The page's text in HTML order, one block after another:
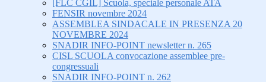
[FLC CGIL] Scuola, speciale personale ATA
FENSIR novembre 2024
ASSEMBLEA SINDACALE IN PRESENZA 20
NOVEMBRE 2024
SNADIR INFO-POINT newsletter n. 265
CISL SCUOLA convocazione assemblee pre-
congressuali
SNADIR INFO-POINT n. 262